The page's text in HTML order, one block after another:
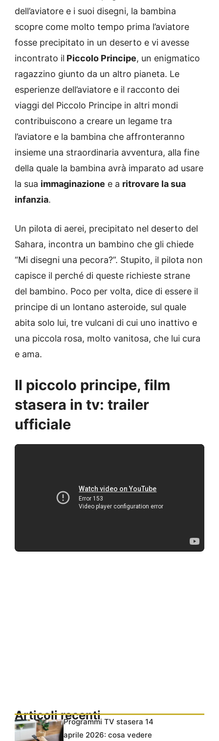
dell’aviatore e i suoi disegni, la bambina
scopre come molto tempo prima l’aviatore
fosse precipitato in un deserto e vi avesse
incontrato il Piccolo Principe, un enigmatico
ragazzino giunto da un altro pianeta. Le
esperienze dell’aviatore e il racconto dei
viaggi del Piccolo Principe in altri mondi
contribuiscono a creare un legame tra
l’aviatore e la bambina che affronteranno
insieme una straordinaria avventura, alla fine
della quale la bambina avrà imparato ad usare
la sua immaginazione e a ritrovare la sua
infanzia.
Un pilota di aerei, precipitato nel deserto del
Sahara, incontra un bambino che gli chiede
“Mi disegni una pecora?”. Stupito, il pilota non
capisce il perché di queste richieste strane
del bambino. Poco per volta, dice di essere il
principe di un lontano asteroide, sul quale
abita solo lui, tre vulcani di cui uno inattivo e
una piccola rosa, molto vanitosa, che lui cura
e ama.
Il piccolo principe, film
stasera in tv: trailer
ufficiale
Articoli recentiProgrammi TV stasera 14
aprile 2026: cosa vedere